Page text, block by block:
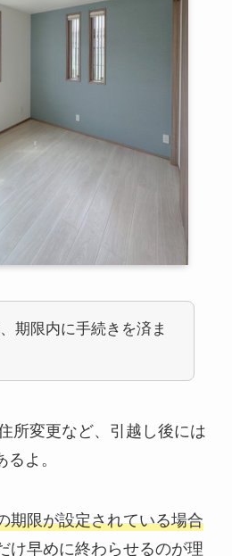
期限内に手続きを済ま
所変更など、引越し後には
よ。
期限が設定されている場合
け早めに終わらせるのが理